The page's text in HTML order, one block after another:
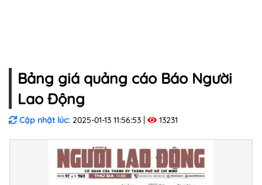
Bảng giá quảng cáo Báo Người
Lao Động
Cập nhật lúc: 2025-01-13 11:56:53 13231